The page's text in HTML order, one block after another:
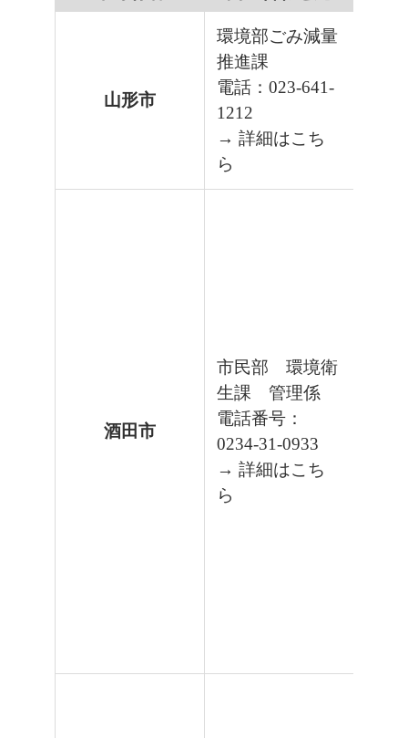
山形市
環境部ごみ減量
推進課
電話：023-641-
1212
→ 詳細はこち
ら
酒田市
市民部 環境衛
生課 管理係
電話番号：
0234-31-0933
→ 詳細はこち
ら